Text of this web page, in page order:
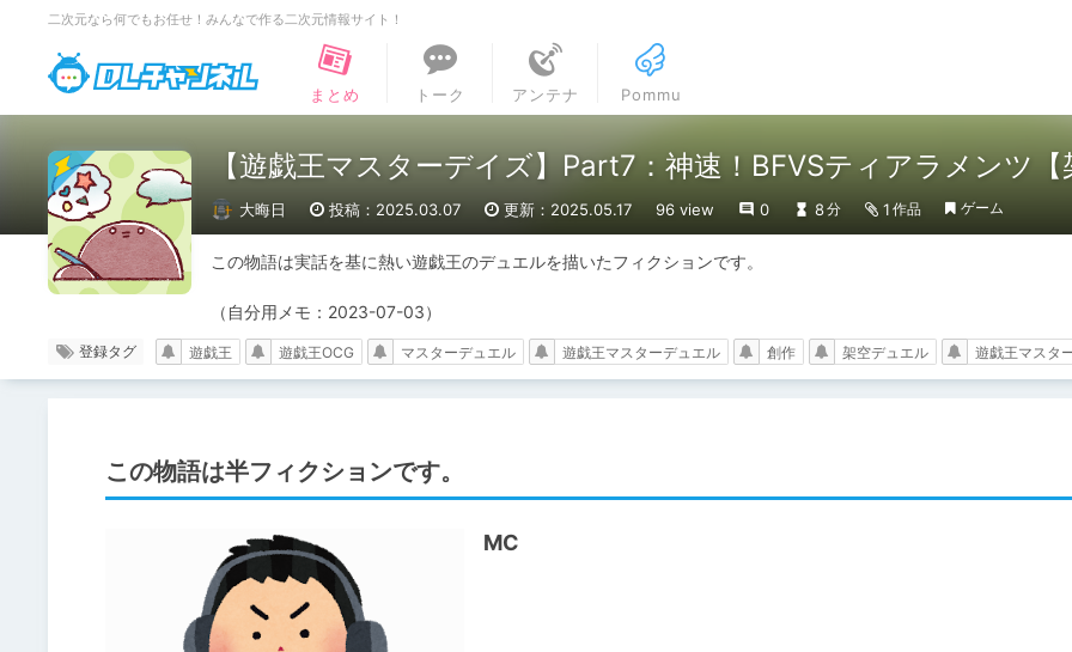
二次元なら何でもお任せ！みんなで作る二次元情報サイト！
DLチャンネル
まとめ
トーク アンテナ Pommu
【遊戯王マスターデイズ】Part7：神速！BFVSティアラメンツ
大晦日 投稿：2025.03.07 更新：2025.05.17 96 view 0 8分 1 作品 ゲーム
この物語は実話を基に熱い遊戯王のデュエルを描いたフィクションです。
（自分用メモ：2023-07-03）
登録タグ 遊戯王 遊戯王OCG マスターデュエル 遊戯王マスターデュエル 創作 架空デュエル 遊戯王マスタ
この物語は半フィクションです。
MC